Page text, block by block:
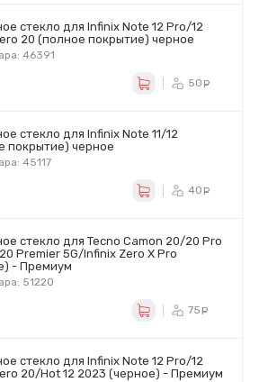
стекло для Infinix Note 12 Pro/12
20 (полное покрытие) черное
46391
50
стекло для Infinix Note 11/12
покрытие) черное
45117
40
стекло для Tecno Camon 20/20 Pro
Premier 5G/Infinix Zero X Pro
- Премиум
51220
75
стекло для Infinix Note 12 Pro/12
20/Hot 12 2023 (черное) - Премиум